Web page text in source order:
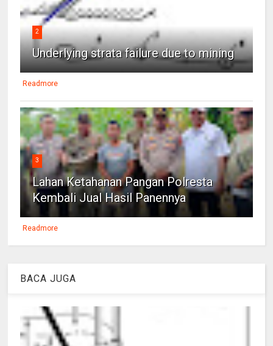
2
Underlying strata failure due to mining
Readmore
3
Lahan Ketahanan Pangan Polresta
Kembali Jual Hasil Panennya
Readmore
BACA JUGA